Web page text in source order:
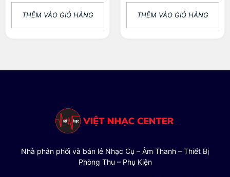
THÊM VÀO GIỎ HÀNG THÊM VÀO GIỎ HÀNG
Nhà phân phối và bán lẻ Nhạc Cụ – Âm Thanh – Thiết Bị
Phòng Thu – Phụ Kiện